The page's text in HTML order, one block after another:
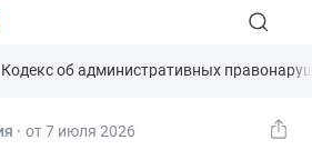
Кодекс об административных
⸱ от 7 июля 2026